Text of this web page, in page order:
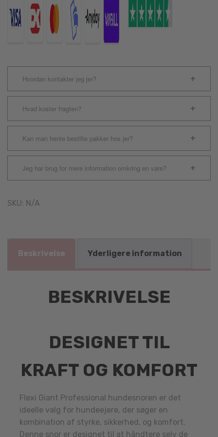
Hvordan kontakter jeg jer?
Hvad koster fragten?
Kan man hente bestilte pakker hos jer?
Jeg har brug for mere information omkring en vare?
SKU: N/A
Beskrivelse Yderligere information
BESKRIVELSE
DESIGNET TIL
KRAFT OG KOMFORT
Flexi Giant Professional hundesnoren er det
ideelle valg for hundeejere, der søger en
kombination af styrke, sikkerhed, og komfort.
Denne snor er designet til at håndtere selv de